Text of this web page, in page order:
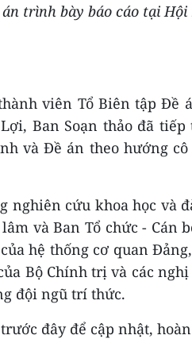
trình bày báo cáo tại
viên Tổ Biên tập Đề
, Ban Soạn thảo đã tiếp
và Đề án theo hướng cô
nghiên cứu khoa học và
và Ban Tổ chức - Cán
hệ thống cơ quan
Bộ Chính trị và các
đội ngũ trí thức.
đây để cập nhật,